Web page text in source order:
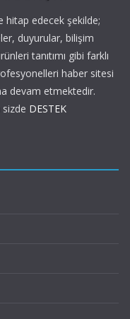
hitap edecek şekilde;
duyurular, bilişim
tanıtımı gibi farklı
haber sitesi
devam etmektedir.
DESTEK